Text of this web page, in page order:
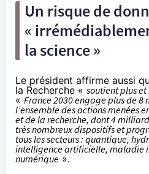
Un risque de
«
la science »
Le président affirme aussi
la Recherche « soutient plus
« France 2030 engage plus de 8
l’ensemble des actions menées
et de la recherche, dont 4
très nombreux dispositifs et
tous les secteurs : quantique,
intelligence artificielle, maladie
numérique ».